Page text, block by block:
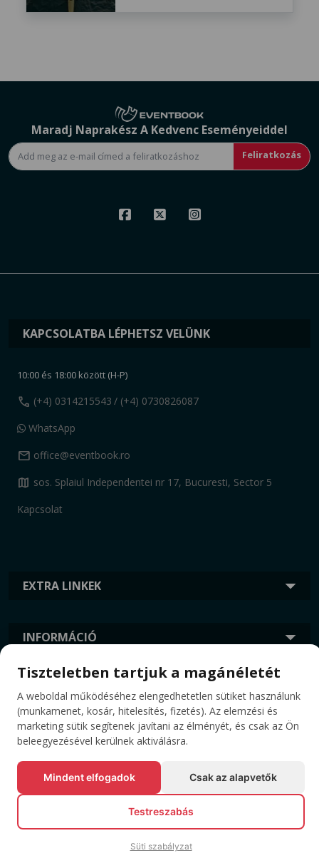
Maradj Naprakész A Kedvenc Eseményeiddel
Feliratkozás
EXTRA LINKEK
INFORMÁCIÓ
KAPCSOLATBA LÉPHETSZ VELÜNK
10:00 és 18:00 között (H-P)
call (+4) 0314215543 / (+4) 0730826087
WhatsApp
mail office@eventbook.ro
map sos. Splaiul Independentei nr 17, Bucuresti, Sector 5
Kapcsolat
CÍMKÉK
Tiszteletben tartjuk a magánéletét
A weboldal működéséhez elengedhetetlen sütiket használunk
(munkamenet, kosár, hitelesítés, fizetés). Az elemzési és
marketing sütik segítenek javítani az élményét, és csak az Ön
beleegyezésével kerülnek aktiválásra.
Mindent elfogadok Csak az alapvetők
Testreszabás
Süti szabályzat